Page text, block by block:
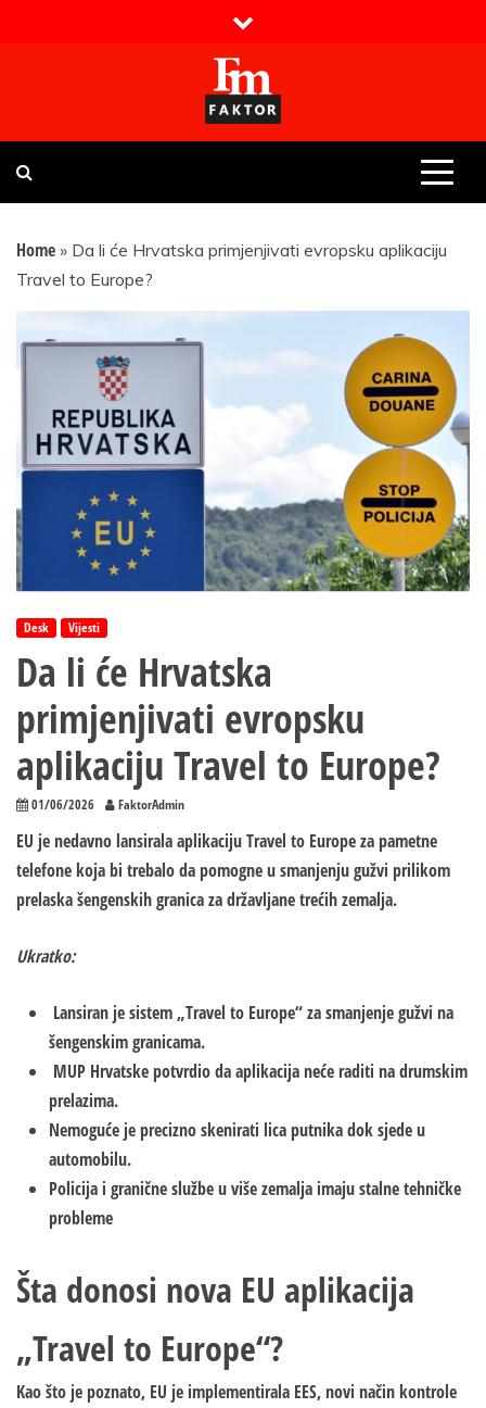
Faktor magazin
Uvijek presudan
Home » Da li će Hrvatska primjenjivati evropsku aplikaciju
Travel to Europe?
Desk Vijesti
Da li će Hrvatska
primjenjivati evropsku
aplikaciju Travel to Europe?
01/06/2026 FaktorAdmin
EU je nedavno lansirala aplikaciju Travel to Europe za pametne
telefone koja bi trebalo da pomogne u smanjenju gužvi prilikom
prelaska šengenskih granica za državljane trećih zemalja.
Ukratko:
Lansiran je sistem „Travel to Europe“ za smanjenje gužvi na
šengenskim granicama.
MUP Hrvatske potvrdio da aplikacija neće raditi na drumskim
prelazima.
Nemoguće je precizno skenirati lica putnika dok sjede u
automobilu.
Policija i granične službe u više zemalja imaju stalne tehničke
probleme
Šta donosi nova EU aplikacija
„Travel to Europe“?
Kao što je poznato, EU je implementirala EES, novi način kontrole